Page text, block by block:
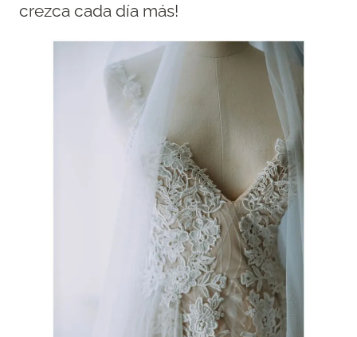
crezca cada día más!